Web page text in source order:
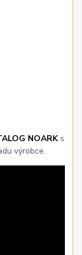
NOARKs
výrobce.